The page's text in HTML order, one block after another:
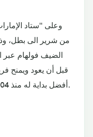
وعلى "ستاد
من شرير الى بطل،
أفضل بداية له منذ 2004 (حقق خمسة انتصارات متتالية).